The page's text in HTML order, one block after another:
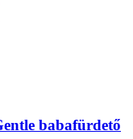
babafürdető